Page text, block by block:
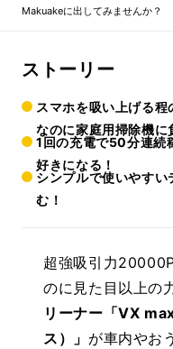
Makuakeに出してみませんか？
ストーリー
スマホを吸い上げる
なのに家庭用掃除機に
1回の充電で50分連続
好きになる！
シンプルで使いやす
む！
超強吸引力
のに見た目以上の
リーナー「VX
ス）」 が車内やお